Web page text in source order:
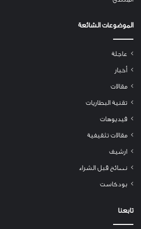
الموضوعات الشائعة
عاجلة
أخبار
مقالات
تقنية البطاريات
فيديوهات
مقالات تثقيفية
ارشيف
نصائح قبل الشراء
بودكاست
تابعنا